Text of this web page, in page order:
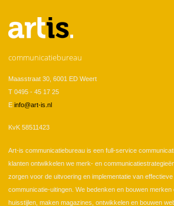
communicatiebureau
Maasstraat 30, 6001 ED Weert
T 0495 - 45 17 25
E info@art-is.nl
KvK 58511423
Art-is communicatiebureau is een full-service
klanten ontwikkelen we merk- en
zorgen voor de uitvoering en implementatie van effectieve
communicatie-uitingen. We bedenken en bouwen
huisstijlen, maken magazines, ontwikkelen en bouwen